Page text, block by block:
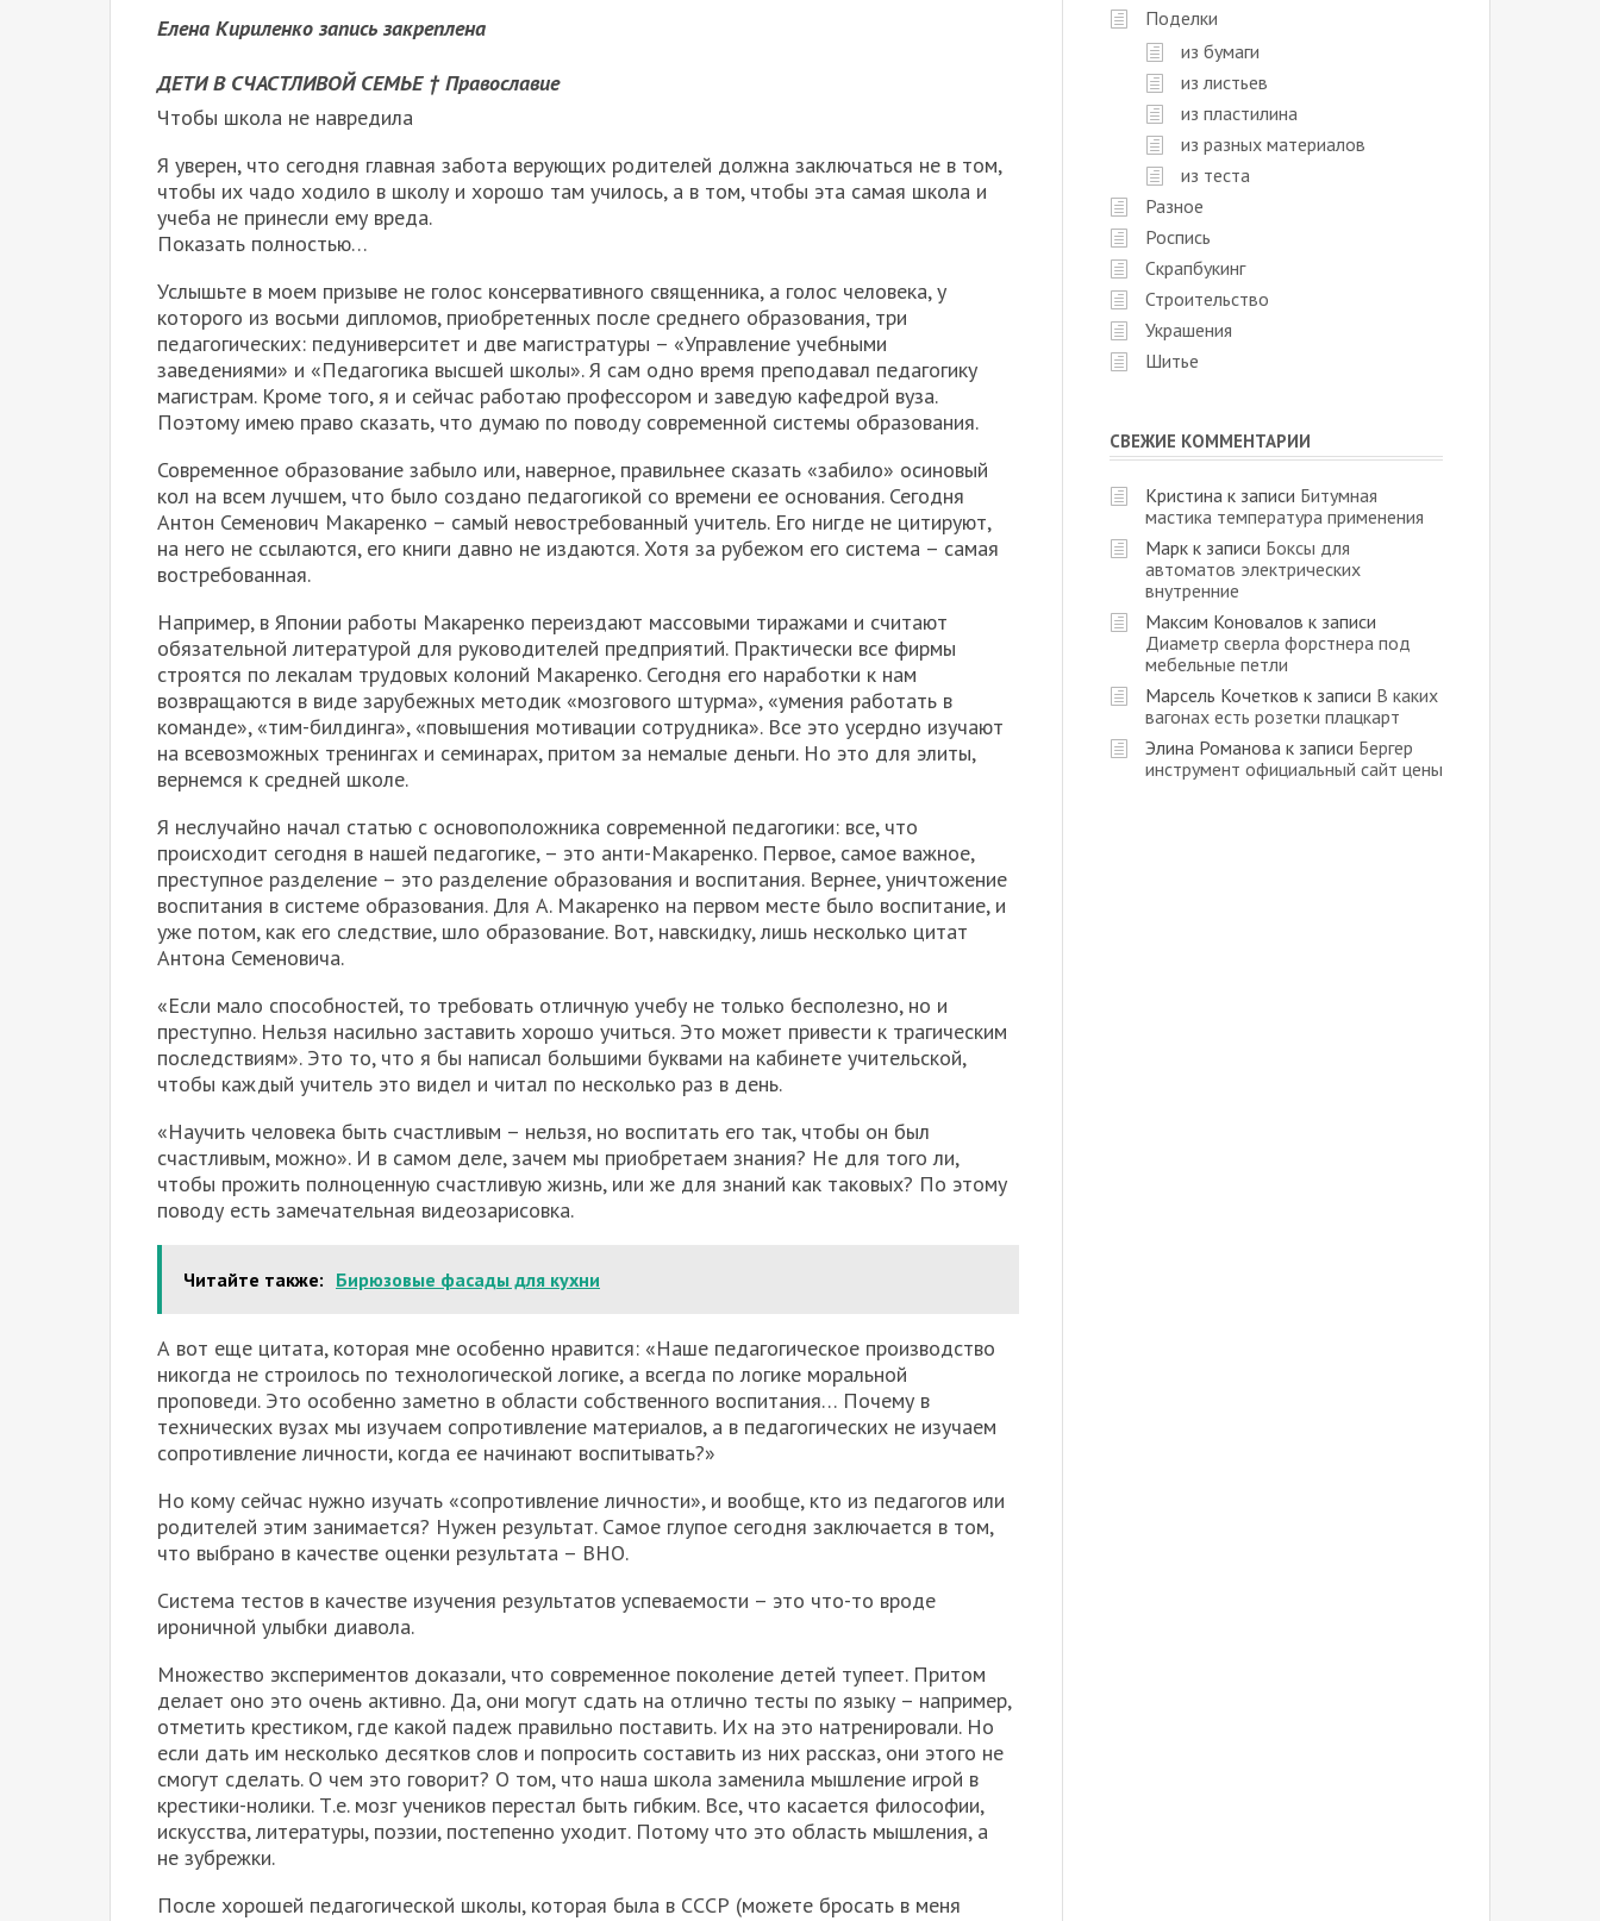
Елена Кириленко запись закреплена
ДЕТИ В СЧАСТЛИВОЙ СЕМЬЕ † Православие
Чтобы школа не навредила
Я уверен, что сегодня главная забота верующих родителей должна заключаться не в том,
чтобы их чадо ходило в школу и хорошо там училось, а в том, чтобы эта самая школа и
учеба не принесли ему вреда.
Показать полностью…
Услышьте в моем призыве не голос консервативного священника, а голос человека, у
которого из восьми дипломов, приобретенных после среднего образования, три
педагогических: педуниверситет и две магистратуры – «Управление учебными
заведениями» и «Педагогика высшей школы». Я сам одно время преподавал педагогику
магистрам. Кроме того, я и сейчас работаю профессором и заведую кафедрой вуза.
Поэтому имею право сказать, что думаю по поводу современной системы образования.
Современное образование забыло или, наверное, правильнее сказать «забило» осиновый
кол на всем лучшем, что было создано педагогикой со времени ее основания. Сегодня
Антон Семенович Макаренко – самый невостребованный учитель. Его нигде не цитируют,
на него не ссылаются, его книги давно не издаются. Хотя за рубежом его система – самая
востребованная.
Например, в Японии работы Макаренко переиздают массовыми тиражами и считают
обязательной литературой для руководителей предприятий. Практически все фирмы
строятся по лекалам трудовых колоний Макаренко. Сегодня его наработки к нам
возвращаются в виде зарубежных методик «мозгового штурма», «умения работать в
команде», «тим-билдинга», «повышения мотивации сотрудника». Все это усердно изучают
на всевозможных тренингах и семинарах, притом за немалые деньги. Но это для элиты,
вернемся к средней школе.
Я неслучайно начал статью с основоположника современной педагогики: все, что
происходит сегодня в нашей педагогике, – это анти-Макаренко. Первое, самое важное,
преступное разделение – это разделение образования и воспитания. Вернее, уничтожение
воспитания в системе образования. Для А. Макаренко на первом месте было воспитание, и
уже потом, как его следствие, шло образование. Вот, навскидку, лишь несколько цитат
Антона Семеновича.
«Если мало способностей, то требовать отличную учебу не только бесполезно, но и
преступно. Нельзя насильно заставить хорошо учиться. Это может привести к трагическим
последствиям». Это то, что я бы написал большими буквами на кабинете учительской,
чтобы каждый учитель это видел и читал по несколько раз в день.
«Научить человека быть счастливым – нельзя, но воспитать его так, чтобы он был
счастливым, можно». И в самом деле, зачем мы приобретаем знания? Не для того ли,
чтобы прожить полноценную счастливую жизнь, или же для знаний как таковых? По этому
поводу есть замечательная видеозарисовка.
Читайте также: Бирюзовые фасады для кухни
А вот еще цитата, которая мне особенно нравится: «Наше педагогическое производство
никогда не строилось по технологической логике, а всегда по логике моральной
проповеди. Это особенно заметно в области собственного воспитания… Почему в
технических вузах мы изучаем сопротивление материалов, а в педагогических не изучаем
сопротивление личности, когда ее начинают воспитывать?»
Но кому сейчас нужно изучать «сопротивление личности», и вообще, кто из педагогов или
родителей этим занимается? Нужен результат. Самое глупое сегодня заключается в том,
что выбрано в качестве оценки результата – ВНО.
Система тестов в качестве изучения результатов успеваемости – это что-то вроде
ироничной улыбки диавола.
Множество экспериментов доказали, что современное поколение детей тупеет. Притом
делает оно это очень активно. Да, они могут сдать на отлично тесты по языку – например,
отметить крестиком, где какой падеж правильно поставить. Их на это натренировали. Но
если дать им несколько десятков слов и попросить составить из них рассказ, они этого не
смогут сделать. О чем это говорит? О том, что наша школа заменила мышление игрой в
крестики-нолики. Т.е. мозг учеников перестал быть гибким. Все, что касается философии,
искусства, литературы, поэзии, постепенно уходит. Потому что это область мышления, а
не зубрежки.
После хорошей педагогической школы, которая была в СССР (можете бросать в меня
Поделки
из бумаги
из листьев
из пластилина
из разных материалов
из теста
Разное
Роспись
Скрапбукинг
Строительство
Украшения
Шитье
СВЕЖИЕ КОММЕНТАРИИ
Кристина к записи Битумная
мастика температура применения
Марк к записи Боксы для
автоматов электрических
внутренние
Максим Коновалов к записи
Диаметр сверла форстнера под
мебельные петли
Марсель Кочетков к записи В каких
вагонах есть розетки плацкарт
Элина Романова к записи Бергер
инструмент официальный сайт цены